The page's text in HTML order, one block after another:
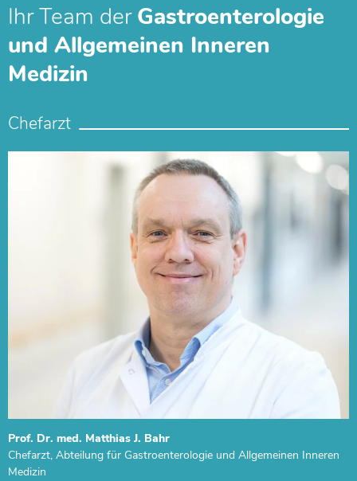
Ihr Team derGastroenterologie
und Allgemeinen Inneren
Medizin
Chefarzt
Prof. Dr. med. Matthias J. Bahr
Chefarzt, Abteilung für Gastroenterologie und Allgemeinen Inneren
Medizin